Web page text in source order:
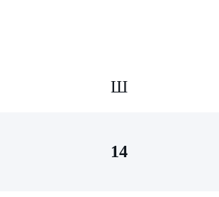
Ш
14